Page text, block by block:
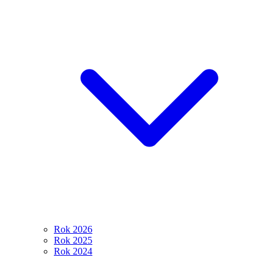
Rok 2026
Rok 2025
Rok 2024